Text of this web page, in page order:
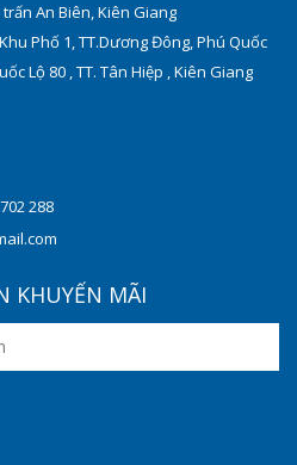
An Biên, Kiên Giang
Phố 1, TT.Dương Đông, Phú Quốc
Lộ 80 , TT. Tân Hiệp , Kiên Giang
288
KHUYẾN MÃI